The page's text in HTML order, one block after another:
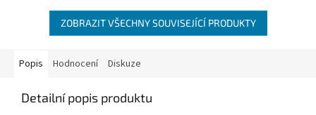
velikostech...
ZOBRAZIT VŠECHNY SOUVISEJÍCÍ PRODUKTY
Popis Hodnocení Diskuze
Detailní popis produktu